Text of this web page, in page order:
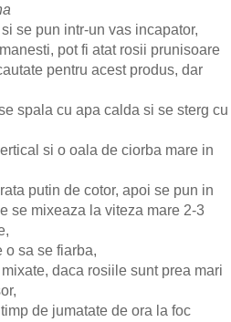
se pun intr-un vas incapator,
pot fi atat rosii prunisoare
pentru acest produs, dar
spala cu apa calda si se sterg cu
si o oala de ciorba mare in
putin de cotor, apoi se pun in
se mixeaza la viteza mare 2-3
o sa se fiarba,
daca rosiile sunt prea mari
de jumatate de ora la foc